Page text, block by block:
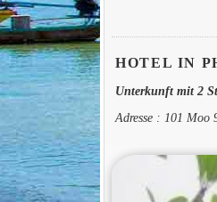
HOTEL IN
Unterkunft mit 2
Adresse : 101 Moo